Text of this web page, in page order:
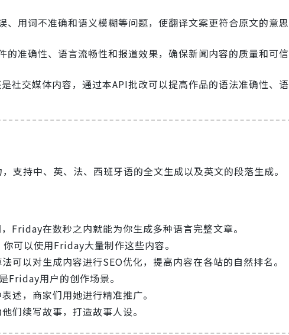
用词不准确和语义模糊等问题，使翻译文案更符合原文的意思
准确性、语言流畅性和报道效果，确保新闻内容的质量和可信
社交媒体内容，通过本API批改可以提高作品的语法准确性、语
支持中、英、法、西班牙语的全文生成以及英文的段落生成。
Friday在数秒之内就能为你生成多种语言完整文章。
可以使用Friday大量制作这些内容。
以对生成内容进行SEO优化，提高内容在各站的自然排名。
Friday用户的创作场景。
述，商家们用她进行精准推广。
们续写故事，打造故事人设。